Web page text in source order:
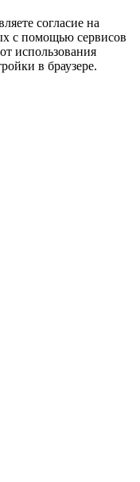
согласие на
с помощью сервисов
использования
в браузере.